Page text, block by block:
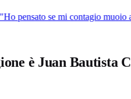
pensato se mi contagio muoio
è Juan Bautista